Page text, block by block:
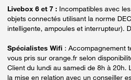
Livebox 6 et 7 : Incompatibles avec
objets connectés utilisant la norme
intelligente, ampoules et interrupteur).
Spécialistes Wifi : Accompagnement
vous pris sur orange.fr selon
Client du lundi au samedi de 8h à 20h.
la mise en relation avec un conseiller